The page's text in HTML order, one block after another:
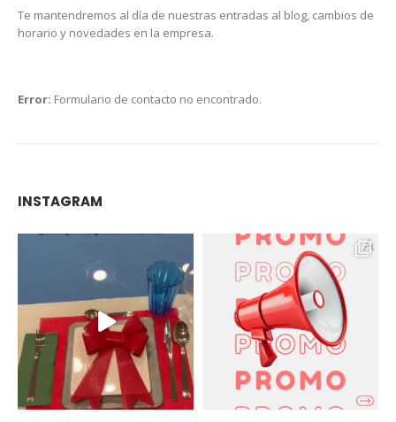
Te mantendremos al día de nuestras entradas al blog, cambios de
horario y novedades en la empresa.
Error: Formulario de contacto no encontrado.
INSTAGRAM